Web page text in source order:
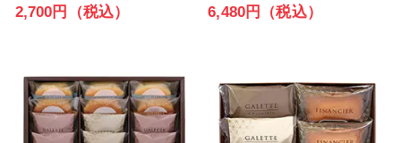
2,700円（税込）
6,480円（税込）